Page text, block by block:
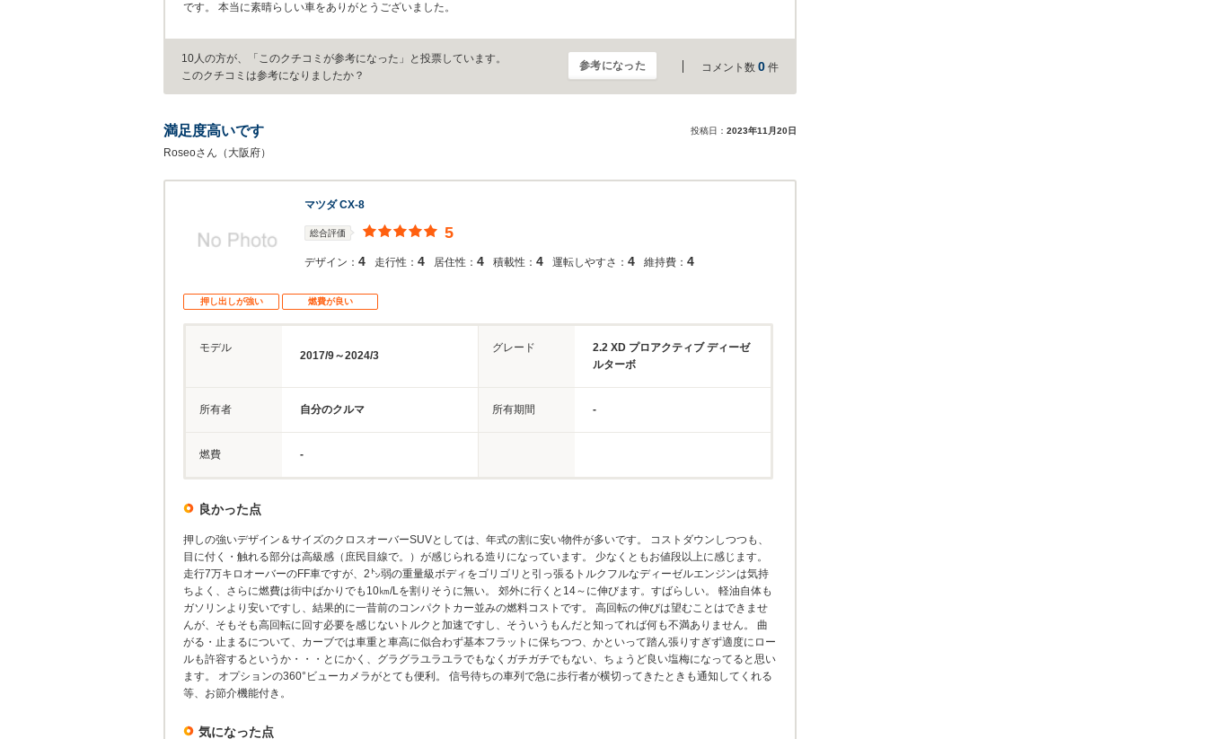
です。 本当に素晴らしい車をありがとうございました。
10人の方が、「このクチコミが参考になった」と投票しています。
このクチコミは参考になりましたか？
参考になった コメント数 0 件
満足度高いです 投稿日： 2023年11月20日
Roseoさん（大阪府）
マツダ CX-8
総合評価 5
デザイン： 4 走行性： 4 居住性： 4 積載性： 4 運転しやすさ： 4 維持費： 4
押し出しが強い 燃費が良い
モデル
2017/9～2024/3
グレード
2.2 XD プロアクティブ ディーゼ
ルターボ
所有者 自分のクルマ 所有期間 -
燃費 -
良かった点
押しの強いデザイン＆サイズのクロスオーバーSUVとしては、年式の割に安い物件が多いです。 コストダウンしつつも、
目に付く・触れる部分は高級感（庶民目線で。）が感じられる造りになっています。 少なくともお値段以上に感じます。
走行7万キロオーバーのFF車ですが、2㌧弱の重量級ボディをゴリゴリと引っ張るトルクフルなディーゼルエンジンは気持
ちよく、さらに燃費は街中ばかりでも10㎞/Lを割りそうに無い。 郊外に行くと14～に伸びます。すばらしい。 軽油自体も
ガソリンより安いですし、結果的に一昔前のコンパクトカー並みの燃料コストです。 高回転の伸びは望むことはできませ
んが、そもそも高回転に回す必要を感じないトルクと加速ですし、そういうもんだと知ってれば何も不満ありません。 曲
がる・止まるについて、カーブでは車重と車高に似合わず基本フラットに保ちつつ、かといって踏ん張りすぎず適度にロー
ルも許容するというか・・・とにかく、グラグラユラユラでもなくガチガチでもない、ちょうど良い塩梅になってると思い
ます。 オプションの360°ビューカメラがとても便利。 信号待ちの車列で急に歩行者が横切ってきたときも通知してくれる
等、お節介機能付き。
気になった点